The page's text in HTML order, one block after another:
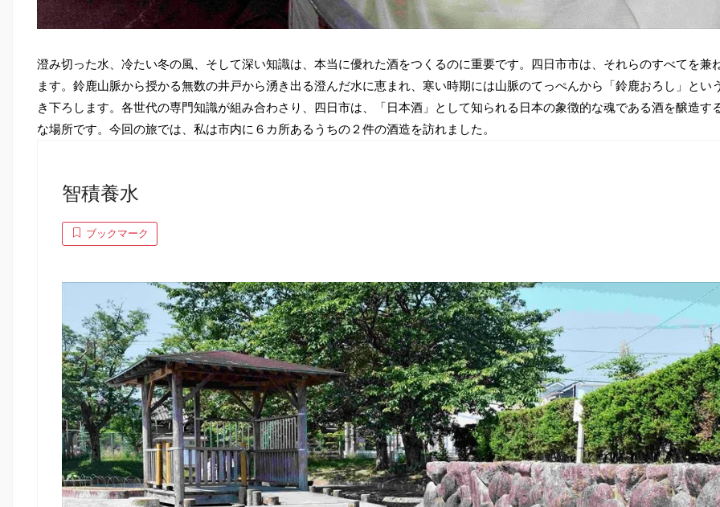
澄み切った水、冷たい冬の風、そして深い知識は、本当に優れた酒をつくるのに重要です。四日市市は、それらのすべてを兼
ます。鈴鹿山脈から授かる無数の井戸から湧き出る澄んだ水に恵まれ、寒い時期には山脈のてっぺんから「鈴鹿おろし」とい
き下ろします。各世代の専門知識が組み合わさり、四日市は、「日本酒」として知られる日本の象徴的な魂である酒を醸造す
な場所です。今回の旅では、私は市内に６カ所あるうちの２件の酒造を訪れました。
智積養水
ブックマーク